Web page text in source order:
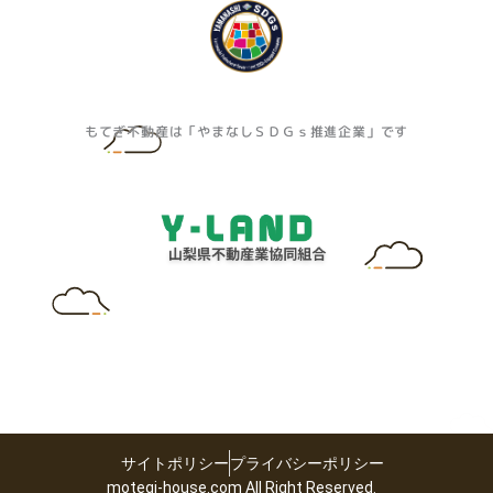
もてぎ不動産は「やまなしＳＤＧｓ推進企業」です
サイトポリシープライバシーポリシー
motegi-house.com All Right Reserved.